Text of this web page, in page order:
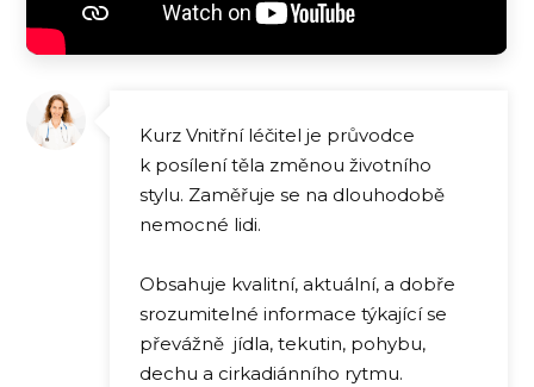
Kurz Vnitřní léčitel je průvodce
k posílení těla změnou životního
stylu. Zaměřuje se na dlouhodobě
nemocné lidi.
Obsahuje kvalitní, aktuální, a dobře
srozumitelné informace týkající se
převážně jídla, tekutin, pohybu,
dechu a cirkadiánního rytmu.